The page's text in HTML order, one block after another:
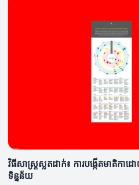
វិធីសាស្រ្តស្លតដាក់៖ ការបង្កើតមាតិកាដ
ទិន្នន័យ